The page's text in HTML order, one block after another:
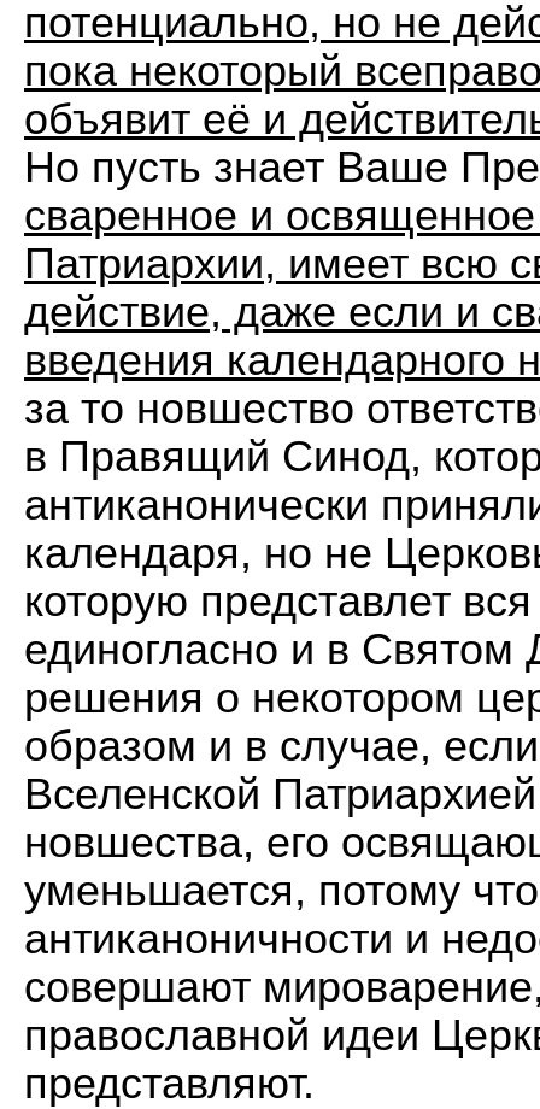
потенциально, но не
пока некоторый
объявит еë и
Но пусть знает Ваше
сваренное и
Патриархии, имеет всю
действие, даже если и
введения календарного
за то новшество
в Правящий Синод,
антиканонически
календаря, но не
которую представлет
единогласно и в Святом
решения о некотором
образом и в случае,
Вселенской
новшества, его
уменьшается, потому
антиканоничности и
совершают
православной идеи
представляют.